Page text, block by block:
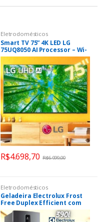
Eletrodomésticos
Smart TV 75” 4K LED LG
75UQ8050 AI Processor – Wi-
Fi Bluetooth HDR Alexa
Google Assistente 3 HDMI
R$4.698,70 R$6.999,00
Eletrodomésticos
Geladeira Electrolux Frost
Free Duplex Efficient com
Autosense Cor Black Inox
Look 390l (IF43B) 220v